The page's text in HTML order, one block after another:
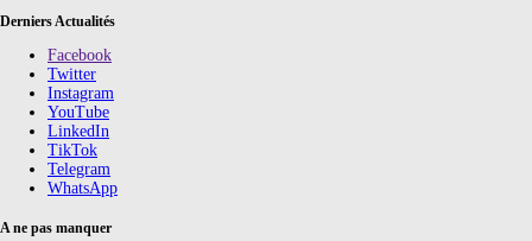
Derniers Actualités
Facebook
Twitter
Instagram
YouTube
LinkedIn
TikTok
Telegram
WhatsApp
A ne pas manquer